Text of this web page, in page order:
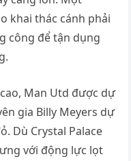
khai thác cánh phải
công để tận dụng
Man Utd được dự
gia Billy Meyers dự
Dù Crystal Palace
với động lực lọt